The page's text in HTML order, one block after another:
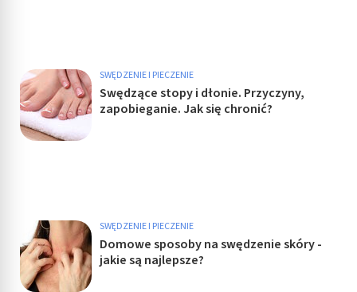
SWĘDZENIE I PIECZENIE
Swędzące stopy i dłonie. Przyczyny,
zapobieganie. Jak się chronić?
SWĘDZENIE I PIECZENIE
Domowe sposoby na swędzenie skóry -
jakie są najlepsze?